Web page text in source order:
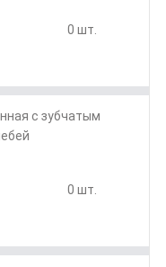
0 шт.
с зубчатым
0 шт.